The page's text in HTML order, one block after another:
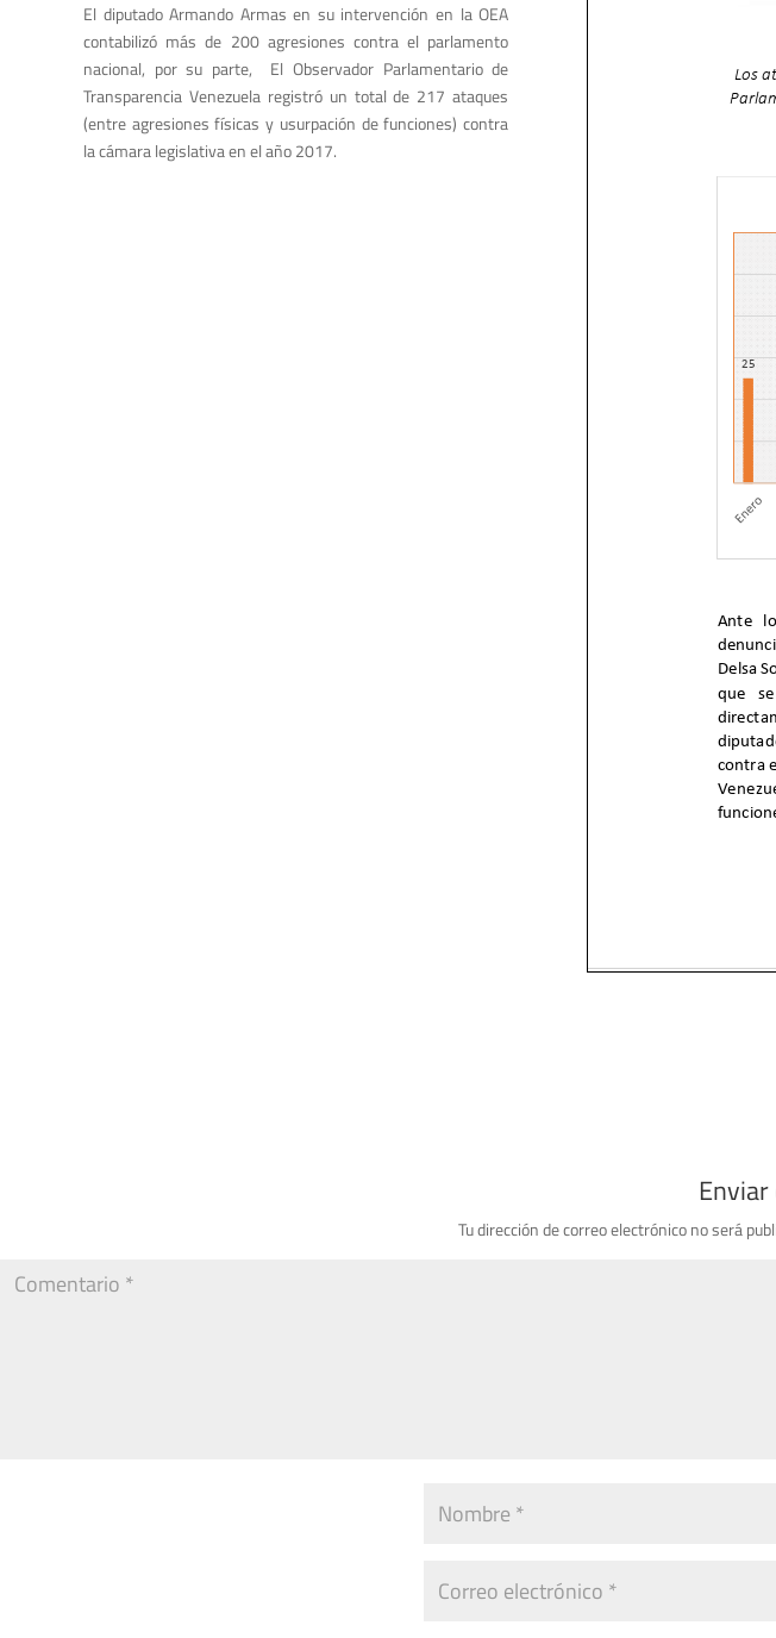
El diputado Armando Armas en su intervención en la OEA
contabilizó más de 200 agresiones contra el parlamento
nacional, por su parte, El Observador Parlamentario de
Transparencia Venezuela registró un total de 217 ataques
(entre agresiones físicas y usurpación de funciones) contra
la cámara legislativa en el año 2017.
Tu dirección de correo electrónico no será